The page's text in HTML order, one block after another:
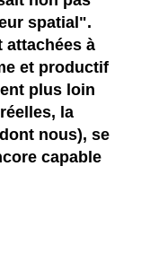
spatial".
attachées à
et productif
plus loin
la
nous), se
capable